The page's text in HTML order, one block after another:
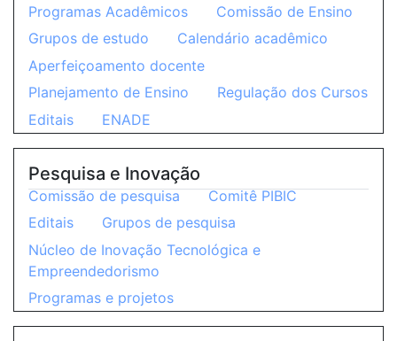
Programas Acadêmicos
Comissão de Ensino
Grupos de estudo
Calendário acadêmico
Aperfeiçoamento docente
Planejamento de Ensino
Regulação dos Cursos
Editais
ENADE
Pesquisa e Inovação
Comissão de pesquisa
Comitê PIBIC
Editais
Grupos de pesquisa
Núcleo de Inovação Tecnológica e
Empreendedorismo
Programas e projetos